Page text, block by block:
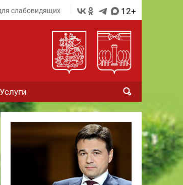
слабовидящих 12+
Услуги